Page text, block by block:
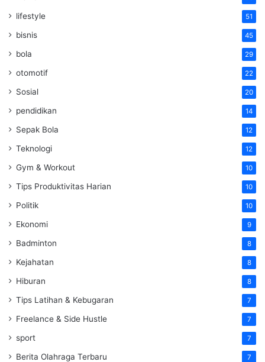
lifestyle 51
bisnis 45
bola 29
otomotif 22
Sosial 20
pendidikan 14
Sepak Bola 12
Teknologi 12
Gym & Workout 10
Tips Produktivitas Harian 10
Politik 10
Ekonomi 9
Badminton 8
Kejahatan 8
Hiburan 8
Tips Latihan & Kebugaran 7
Freelance & Side Hustle 7
sport 7
Berita Olahraga Terbaru 7